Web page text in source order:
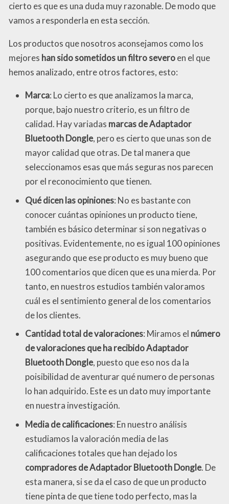
cierto es que es una duda muy razonable. De modo que
vamos a responderla en esta sección.
Los productos que nosotros aconsejamos como los
mejores han sido sometidos un filtro severoen el que
hemos analizado, entre otros factores, esto:
Marca: Lo cierto es que analizamos la marca,
porque, bajo nuestro criterio, es un filtro de
calidad. Hay variadas marcas de Adaptador
Bluetooth Dongle, pero es cierto que unas son de
mayor calidad que otras. De tal manera que
seleccionamos esas que más seguras nos parecen
por el reconocimiento que tienen.
Qué dicen las opiniones: No es bastante con
conocer cuántas opiniones un producto tiene,
también es básico determinar si son negativas o
positivas. Evidentemente, no es igual 100 opiniones
asegurando que ese producto es muy bueno que
100 comentarios que dicen que es una mierda. Por
tanto, en nuestros estudios también valoramos
cuál es el sentimiento general de los comentarios
de los clientes.
Cantidad total de valoraciones: Miramos el número
de valoraciones que ha recibido Adaptador
Bluetooth Dongle, puesto que eso nos da la
poisibilidad de aventurar qué numero de personas
lo han adquirido. Este es un dato muy importante
en nuestra investigación.
Media de calificaciones: En nuestro análisis
estudiamos la valoración media de las
calificaciones totales que han dejado los
compradores de Adaptador Bluetooth Dongle. De
esta manera, si se da el caso de que un producto
tiene pinta de que tiene todo perfecto, mas la